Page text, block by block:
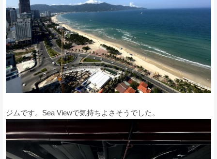
ジムです。Sea Viewで気持ちよさそうでした。